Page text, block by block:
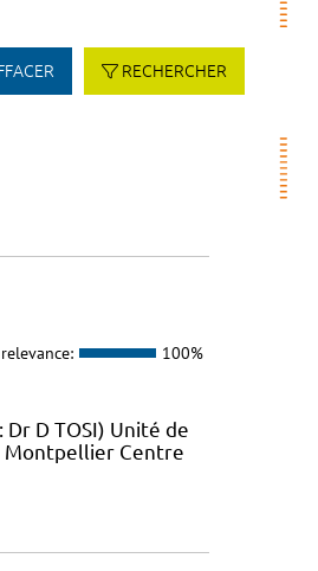
RECHERCHER
relevance: 100%
Dr D TOSI) Unité de
Montpellier Centre